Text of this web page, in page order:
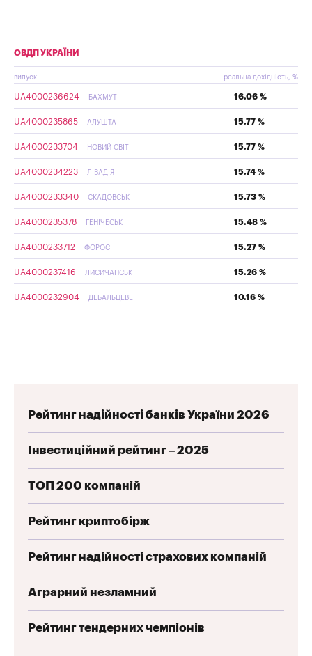
ОВДП УКРАЇНИ
випуск реальна дохідність, %
UA4000236624 БАХМУТ 16.06 %
UA4000235865 АЛУШТА 15.77 %
UA4000233704 НОВИЙ СВІТ 15.77 %
UA4000234223 ЛІВАДІЯ 15.74 %
UA4000233340 СКАДОВСЬК 15.73 %
UA4000235378 ГЕНІЧЕСЬК 15.48 %
UA4000233712 ФОРОС 15.27 %
UA4000237416 ЛИСИЧАНСЬК 15.26 %
UA4000232904 ДЕБАЛЬЦЕВЕ 10.16 %
Рейтинг надійності банків України 2026
Інвестиційний рейтинг – 2025
ТОП 200 компаній
Рейтинг криптобірж
Рейтинг надійності страхових компаній
Аграрний незламний
Рейтинг тендерних чемпіонів